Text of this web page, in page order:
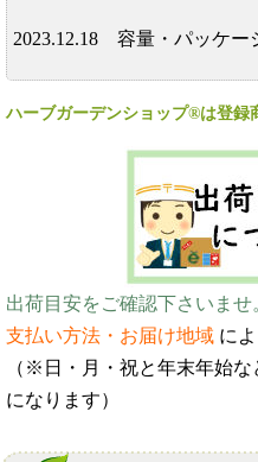
2023.12.18 容量・パッケー
ハーブガーデンショップ®は登録
出荷目安をご確認下さいませ
支払い方法・お届け地域 に
（※日・月・祝と年末年始
になります）